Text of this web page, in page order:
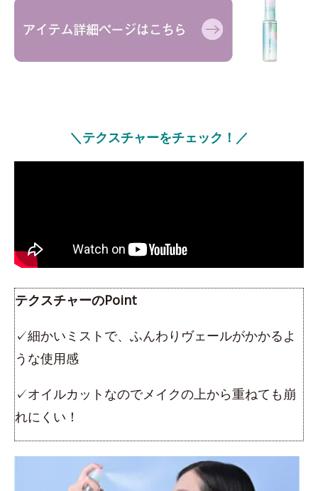
＼テクスチャーをチェック！／
テクスチャーのPoint
✓細かいミストで、ふんわりヴェールがかかるよ
うな使用感
✓オイルカットなのでメイクの上から重ねても崩
れにくい！